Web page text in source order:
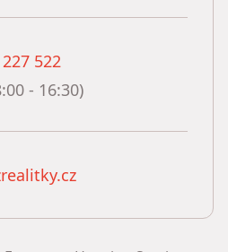
522
- 16:30)